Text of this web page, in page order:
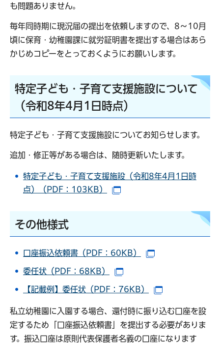
も問題ありません。
毎年同時期に現況届の提出を依頼しますので、8～10月
頃に保育・幼稚園課に就労証明書を提出する場合はあら
かじめコピーをとっておくようにお願いします。
特定子ども・子育て支援施設について
（令和8年4月1日時点）
特定子ども・子育て支援施設についてお知らせします。
追加・修正等がある場合は、随時更新いたします。
特定子ども・子育て支援施設（令和8年4月1日時
点）（PDF：103KB）
その他様式
口座振込依頼書（PDF：60KB）
委任状（PDF：68KB）
【記載例】委任状（PDF：76KB）
私立幼稚園に入園する場合、還付時に振り込む口座を設
定するため「口座振込依頼書」を提出する必要がありま
す。振込口座は原則代表保護者名義の口座になります